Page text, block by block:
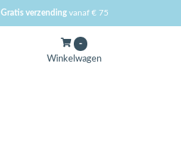
Gratis verzending vanaf € 75
-
Winkelwagen